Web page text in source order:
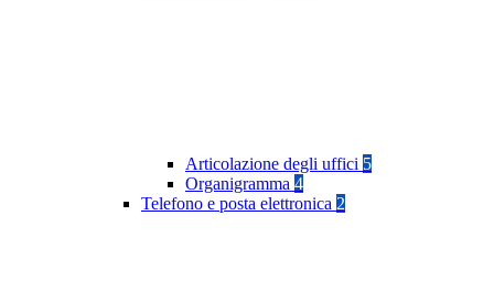
Articolazione degli uffici 5
Organigramma 4
Telefono e posta elettronica 2